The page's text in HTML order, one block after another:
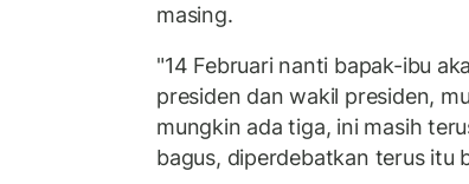
masing.
"14 Februari nanti bapak-ibu
presiden dan wakil presiden,
mungkin ada tiga, ini masih
bagus, diperdebatkan terus itu